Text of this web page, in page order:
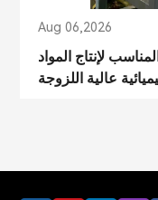
Aug 06,2026
لإنتاج المواد
عالية اللزوجة